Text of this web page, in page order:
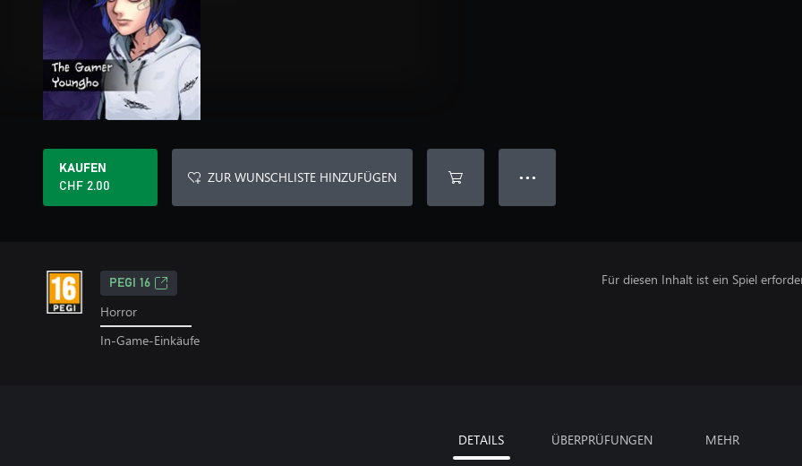
KAUFEN
CHF 2.00
ZUR WUNSCHLISTE HINZUFÜGEN ● ● ●
PEGI 16
Horror
In-Game-Einkäufe
Für diesen Inhalt ist ein Spiel
DETAILS ÜBERPRÜFUNGEN MEHR